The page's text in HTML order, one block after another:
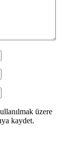
üzere
kaydet.